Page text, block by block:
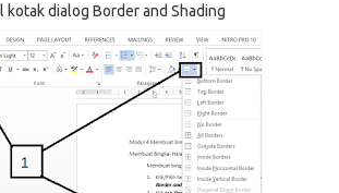
kotak dialog Border and Shading